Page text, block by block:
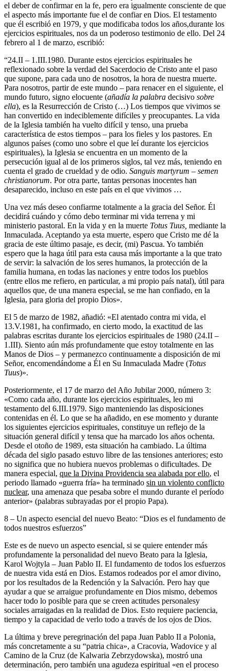
el deber de confirmar en la fe, pero era igualmente consciente de que
el aspecto más importante fue el de confiar en Dios. El testamento
que él escribió en 1979, y que modificaba todos los años,durante los
ejercicios espirituales, nos da un poderoso testimonio de ello. Del 24
febrero al 1 de marzo, escribió:
“24.II – 1.III.1980. Durante estos ejercicios espirituales he
reflexionado sobre la verdad del Sacerdocio de Cristo ante el paso
que supone, para cada uno de nosotros, la hora de nuestra muerte.
Para nosotros, partir de este mundo – para renacer en el siguiente, el
mundo futuro, signo elocuente (añadía la palabra decisivo sobre
ella), es la Resurrección de Cristo (…) Los tiempos que vivimos se
han convertido en indeciblemente difíciles y preocupantes. La vida
de la Iglesia también ha vuelto difícil y tenso, una prueba
característica de estos tiempos – para los fieles y los pastores. En
algunos países (como uno sobre el que leí durante los ejercicios
espirituales), la Iglesia se encuentra en un momento de la
persecución igual al de los primeros siglos, tal vez más, teniendo en
cuenta el grado de crueldad y de odio. Sanguis martyrum – semen
christianorum. Por otra parte, tantas personas inocentes han
desaparecido, incluso en este país en el que vivimos …
Una vez más deseo confiarme totalmente a la gracia del Señor. Él
decidirá cuándo y cómo debo terminar mi vida terrena y mi
ministerio pastoral. En la vida y en la muerte Totus Tuus, mediante la
Inmaculada. Aceptando ya esta muerte, espero que Cristo me dé la
gracia de este último pasaje, es decir, (mi) Pascua. Yo también
espero que la haga útil para esta causa más importante a la que trato
de servir: la salvación de los seres humanos, la protección de la
familia humana, en todas las naciones y entre todos los pueblos
(entre ellos me refiero, en particular, a mi propio país natal), útil para
aquellos que, de una manera especial, se me han confiado, en la
Iglesia, para gloria del propio Dios».
El 5 de marzo de 1982, añadió: «El atentado contra mi vida, el
13.V.1981, ha confirmado, en cierto modo, la exactitud de las
palabras escritas durante los ejercicios espirituales de 1980 (24.II –
1.III). Siento aún más profundamente que estoy totalmente en las
Manos de Dios – y permanezco continuamente a disposición de mi
Señor, encomendándome a Él en Su Inmaculada Madre (Totus
Tuus)».
Posteriormente, el 17 de marzo del Año Jubilar 2000, número 3:
«Como cada año, durante los ejercicios espirituales, leo mi
testamento del 6.III.1979. Sigo manteniendo las disposiciones
contenidas en él. Lo que se ha añadido, en ese momento y durante
los siguientes ejercicios espirituales, constituye un reflejo de la
situación general difícil y tensa que ha marcado los años ochenta.
Desde el otoño de 1989, esta situación ha cambiado. La última
década del siglo pasado estuvo libre de las tensiones anteriores; esto
no significa que no hubiera nuevos problemas o dificultades. De
manera especial, que la Divina Providencia sea alabada por ello, el
periodo llamado «guerra fría» ha terminado sin un violento conflicto
nuclear, una amenaza que pesaba sobre el mundo durante el período
anterior» (palabras subrayadas por el propio Papa).
8 – Un aspecto esencial del nuevo Beato: “Dios es el fundamento de
todos nuestros esfuerzos”
Este es de nuevo un aspecto esencial, si se quiere entender más
profundamente la personalidad del nuevo Beato para la Iglesia,
Karol Wojtyla – Juan Pablo II. El fundamento de todos los esfuerzos
de nuestra vida está en Dios. Estamos rodeados por el amor divino,
por los resultados de la Redención y la Salvación. Pero hay que
ayudar a que se arraigue profundamente en Dios mismo, debemos
hacer todo lo posible para que se creen actitudes personalesy
sociales arraigadas en la realidad de Dios. Esto requiere paciencia,
tiempo y la capacidad de verlo todo a través de los ojos de Dios.
La última y breve peregrinación del papa Juan Pablo II a Polonia,
más concretamente a su “patria chica», a Cracovia, Wadovice y al
Camino de la Cruz (de Kalwaria Zebrzydowska), mostró una
determinación, pero también una agudeza espiritual «en el proceso